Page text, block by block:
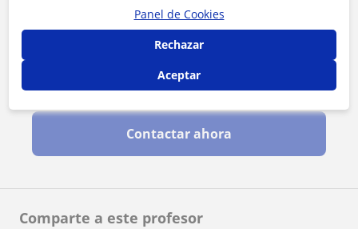
Comparte a este profesor
Contactar ahora
Panel de Cookies
Rechazar
Aceptar